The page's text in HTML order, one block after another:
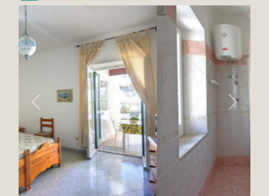
Previous Next